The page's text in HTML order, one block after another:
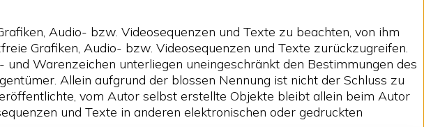
Audio- bzw. Videosequenzen und Texte zu beachten, von ihm
Grafiken, Audio- bzw. Videosequenzen und Texte zurückzugreifen.
Warenzeichen unterliegen uneingeschränkt den Bestimmungen des
Allein aufgrund der blossen Nennung ist nicht der Schluss zu
vom Autor selbst erstellte Objekte bleibt allein beim Autor
und Texte in anderen elektronischen oder gedruckten